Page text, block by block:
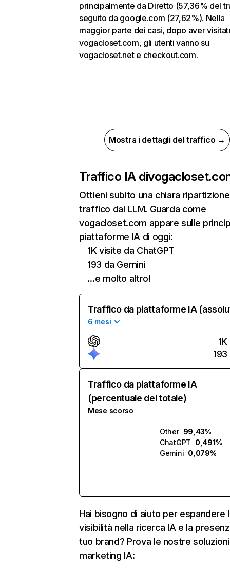
principalmente da Diretto (57,36% del
seguito da google.com (27,62%). Nella
maggior parte dei casi, dopo aver
vogacloset.com, gli utenti vanno su
vogacloset.net e checkout.com.
Mostra i dettagli del traffico →
Traffico IA di
Ottieni subito una chiara
traffico dai LLM. Guarda come
vogacloset.com appare sulle
piattaforme IA di oggi:
1K visite da ChatGPT
193 da Gemini
…e molto altro!
Traffico da piattaforme IA
6 mesi
1K
193
Traffico da piattaforme IA
(percentuale del totale)
Mese scorso
Other 99,43%
ChatGPT 0,491%
Gemini 0,079%
Hai bisogno di aiuto per espandere
visibilità nella ricerca IA e la
tuo brand? Prova le nostre
marketing IA: